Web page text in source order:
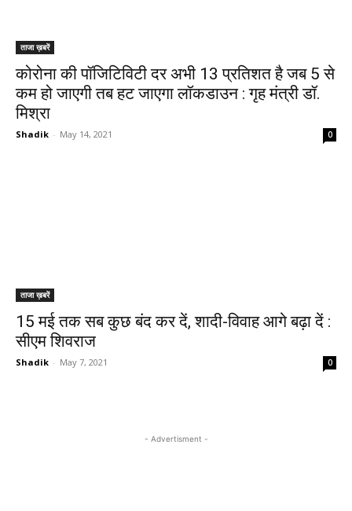
ताजा ख़बरें
कोरोना की पॉजिटिविटी दर अभी 13 प्रतिशत है जब 5 से
कम हो जाएगी तब हट जाएगा लॉकडाउन : गृह मंत्री डॉ.
मिश्रा
Shadik - May 14, 2021 0
ताजा ख़बरें
15 मई तक सब कुछ बंद कर दें, शादी-विवाह आगे बढ़ा दें :
सीएम शिवराज
Shadik - May 7, 2021 0
- Advertisment -